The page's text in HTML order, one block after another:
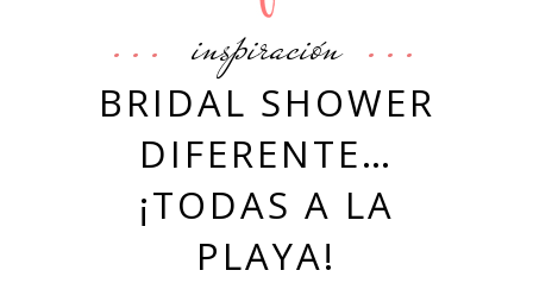
inspiración
BRIDAL SHOWER
DIFERENTE…
¡TODAS A LA
PLAYA!